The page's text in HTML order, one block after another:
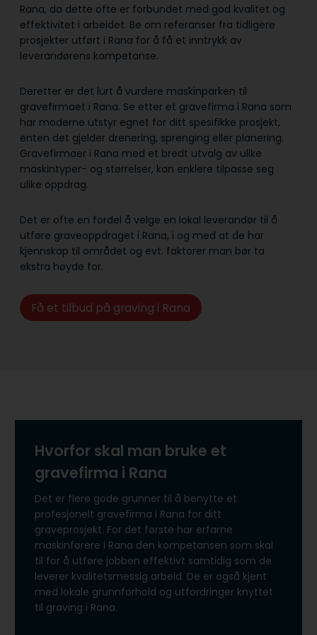
Rana, da dette ofte er forbundet med god kvalitet og
effektivitet i arbeidet. Be om referanser fra tidligere
prosjekter utført i Rana for å få et inntrykk av
leverandørens kompetanse.
Deretter er det lurt å vurdere maskinparken til
gravefirmaet i Rana. Se etter et gravefirma i Rana som
har moderne utstyr egnet for ditt spesifikke prosjekt,
enten det gjelder drenering, sprenging eller planering.
Gravefirmaer i Rana med et bredt utvalg av ulike
maskintyper- og størrelser, kan enklere tilpasse seg
ulike oppdrag.
Det er ofte en fordel å velge en lokal leverandør til å
utføre graveoppdraget i Rana, i og med at de har
kjennskap til området og evt. faktorer man bør ta
ekstra høyde for.
Få et tilbud på graving i Rana
Hvorfor skal man bruke et
gravefirma i Rana
Det er flere gode grunner til å benytte et
profesjonelt gravefirma i Rana for ditt
graveprosjekt. For det første har erfarne
maskinførere i Rana den kompetansen som skal
til for å utføre jobben effektivt samtidig som de
leverer kvalitetsmessig arbeid. De er også kjent
med lokale grunnforhold og utfordringer knyttet
til graving i Rana.